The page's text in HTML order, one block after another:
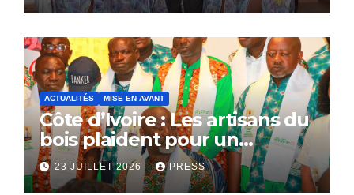
ACTUALITÉS MISE EN AVANT
Côte d’Ivoire : Les artisans du
bois plaident pour un
dialogue national
23 JUILLET 2026 PRESS